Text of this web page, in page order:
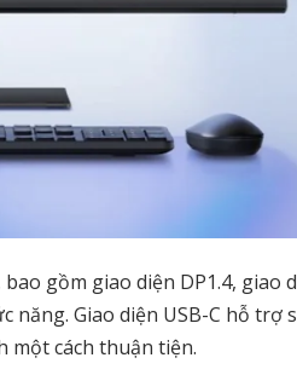
gồm giao diện DP1.4, giao
năng. Giao diện USB-C hỗ trợ
một cách thuận tiện.